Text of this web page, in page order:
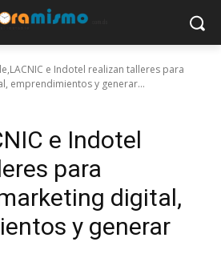
e Indotel realizan talleres para
emprendimientos y generar...
e Indotel
para
digital,
y generar